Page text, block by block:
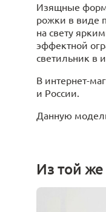
Изящные
рожки в виде
на свету
эффектной
светильник в
В интернет-
и России.
Данную
Из той